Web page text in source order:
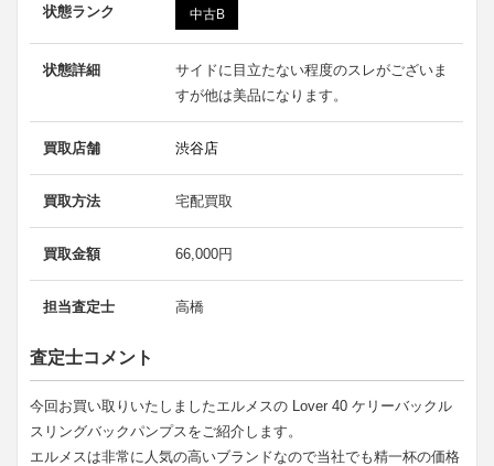
状態ランク 中古B
状態詳細
サイドに目立たない程度のスレがございま
すが他は美品になります。
買取店舗 渋谷店
買取方法 宅配買取
買取金額 66,000円
担当査定士 高橋
査定士コメント
今回お買い取りいたしましたエルメスの Lover 40 ケリーバックル
スリングバックパンプスをご紹介します。
エルメスは非常に人気の高いブランドなので当社でも精一杯の価格